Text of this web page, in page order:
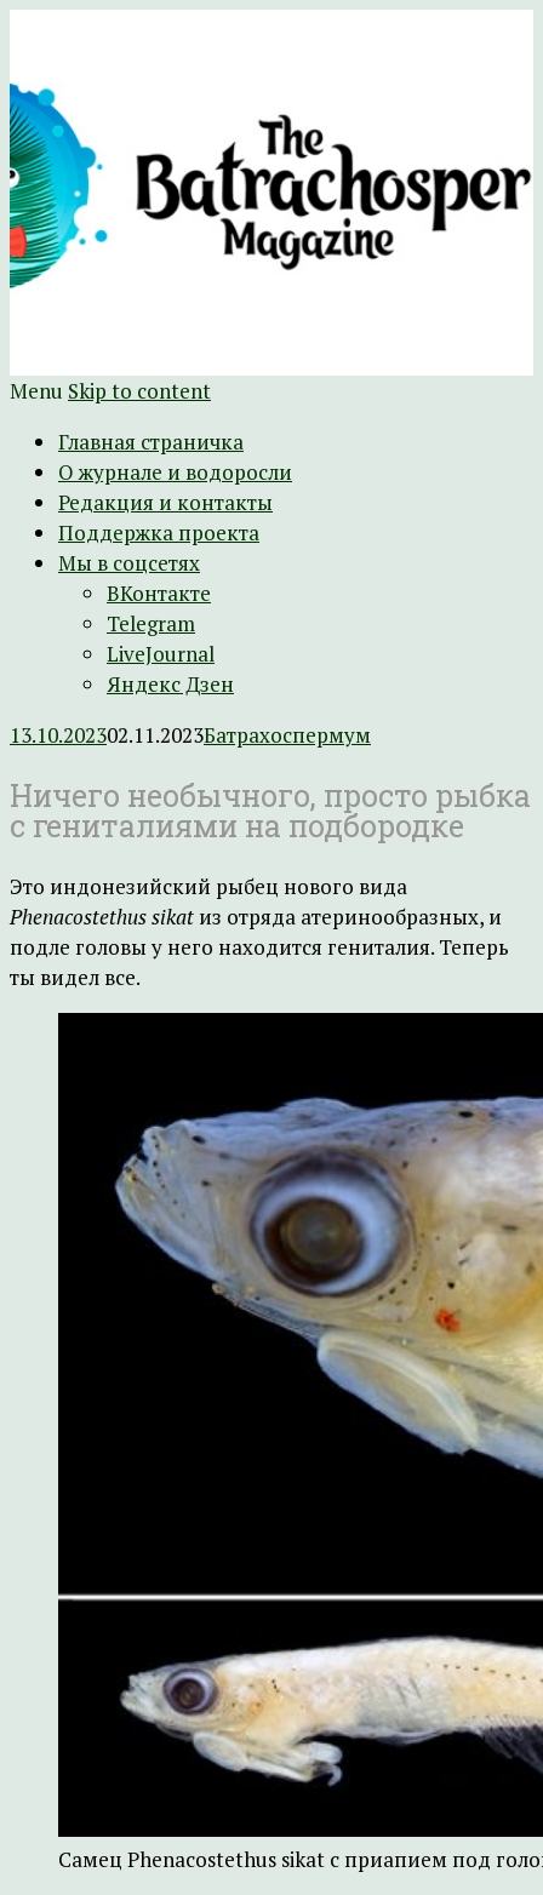
The Batrachospermum Magazine
Батрахоспермум (официальный сайт)
Menu Skip to content
Главная страничка
О журнале и водоросли
Редакция и контакты
Поддержка проекта
Мы в соцсетях
ВКонтакте
Telegram
LiveJournal
Яндекс Дзен
13.10.202302.11.2023Батрахоспермум
Ничего необычного, просто рыбка
с гениталиями на подбородке
Это индонезийский рыбец нового вида
Phenacostethus sikat из отряда атеринообразных, и
подле головы у него находится гениталия. Теперь
ты видел все.
Самец Phenacostethus sikat с приапием под